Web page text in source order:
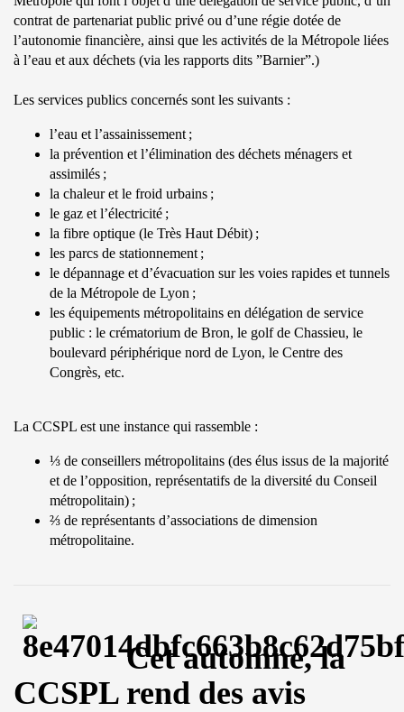
contrat de partenariat public privé ou d’une régie dotée de
l’autonomie financière, ainsi que les activités de la Métropole liées
à l’eau et aux déchets (via les rapports dits ”Barnier”.)
Les services publics concernés sont les suivants :
l’eau et l’assainissement ;
la prévention et l’élimination des déchets ménagers et
assimilés ;
la chaleur et le froid urbains ;
le gaz et l’électricité ;
la fibre optique (le Très Haut Débit) ;
les parcs de stationnement ;
le dépannage et d’évacuation sur les voies rapides et tunnels
de la Métropole de Lyon ;
les équipements métropolitains en délégation de service
public : le crématorium de Bron, le golf de Chassieu, le
boulevard périphérique nord de Lyon, le Centre des
Congrès, etc.
La CCSPL est une instance qui rassemble :
⅓ de conseillers métropolitains (des élus issus de la majorité
et de l’opposition, représentatifs de la diversité du Conseil
métropolitain) ;
⅔ de représentants d’associations de dimension
métropolitaine.
Cet automne, la
CCSPL rend des avis